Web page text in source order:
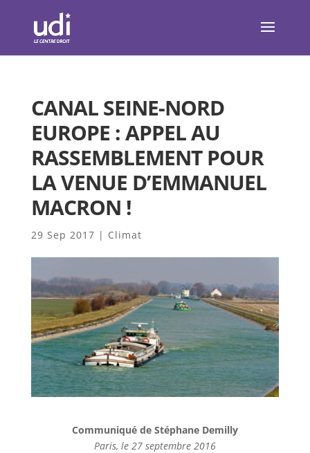
CANAL SEINE-NORD
EUROPE : APPEL AU
RASSEMBLEMENT POUR
LA VENUE D’EMMANUEL
MACRON !
29 Sep 2017 | Climat
Communiqué de Stéphane Demilly
Paris, le 27 septembre 2016